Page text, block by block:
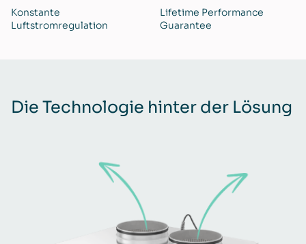
Konstante
Luftstromregulation
Lifetime Performance
Guarantee
Die Technologie hinter der Lösung